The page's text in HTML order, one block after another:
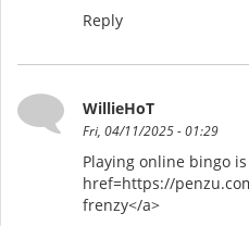
Reply
WillieHoT
Fri, 04/11/2025 - 01:29
Playing online bingo
href=https://
frenzy</a>